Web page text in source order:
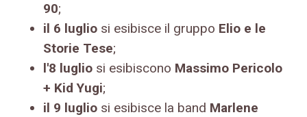
90;
il 6 luglio si esibisce il gruppo Elio e le
Storie Tese;
l'8 luglio si esibiscono Massimo Pericolo
+ Kid Yugi;
il 9 luglio si esibisce la band Marlene